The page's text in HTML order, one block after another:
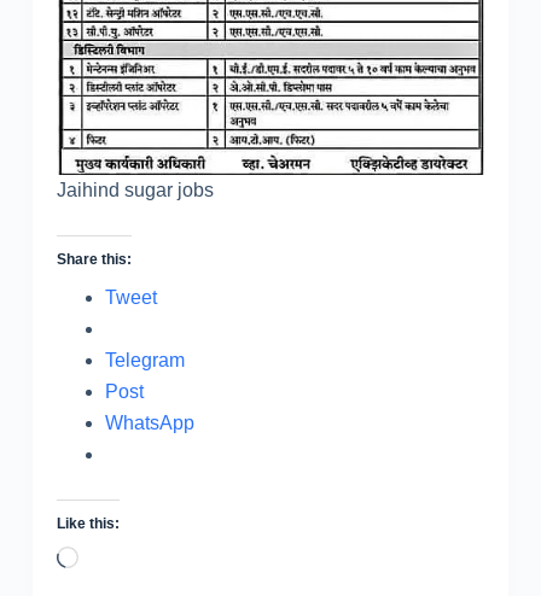
Jaihind sugar jobs
Share this:
Tweet
Telegram
Post
WhatsApp
Like this:
Loading…